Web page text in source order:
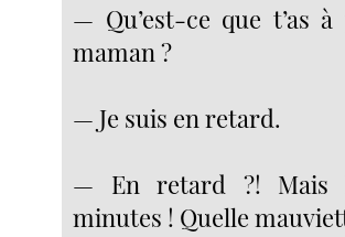
— Qu’est-ce que t’as
maman ?
— Je suis en retard.
— En retard ?! Mais
minutes ! Quelle